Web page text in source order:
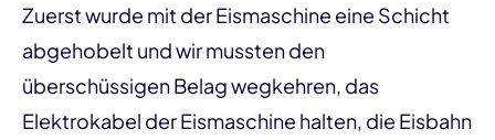
Zuerst wurde mit der Eismaschine eine Schicht
abgehobelt und wir mussten den
überschüssigen Belag wegkehren, das
Elektrokabel der Eismaschine halten, die Eisbahn